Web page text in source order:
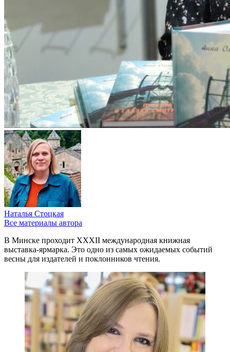
Наталья Стоцкая
Все материалы автора
В Минске проходит XXXII международная книжная
выставка-ярмарка. Это одно из самых ожидаемых событий
весны для издателей и поклонников чтения.